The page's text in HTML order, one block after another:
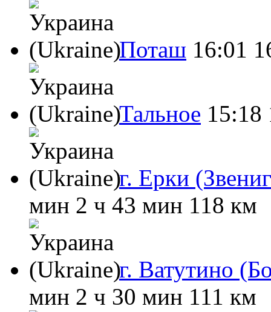
Поташ 16:01
Тальное 15:18
г. Ерки
мин 2 ч 43 мин 118 км
г. Ватутино
мин 2 ч 30 мин 111 км